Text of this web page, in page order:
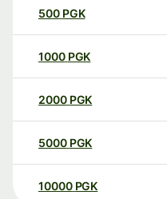
500 PGK
1000 PGK
2000 PGK
5000 PGK
10000 PGK